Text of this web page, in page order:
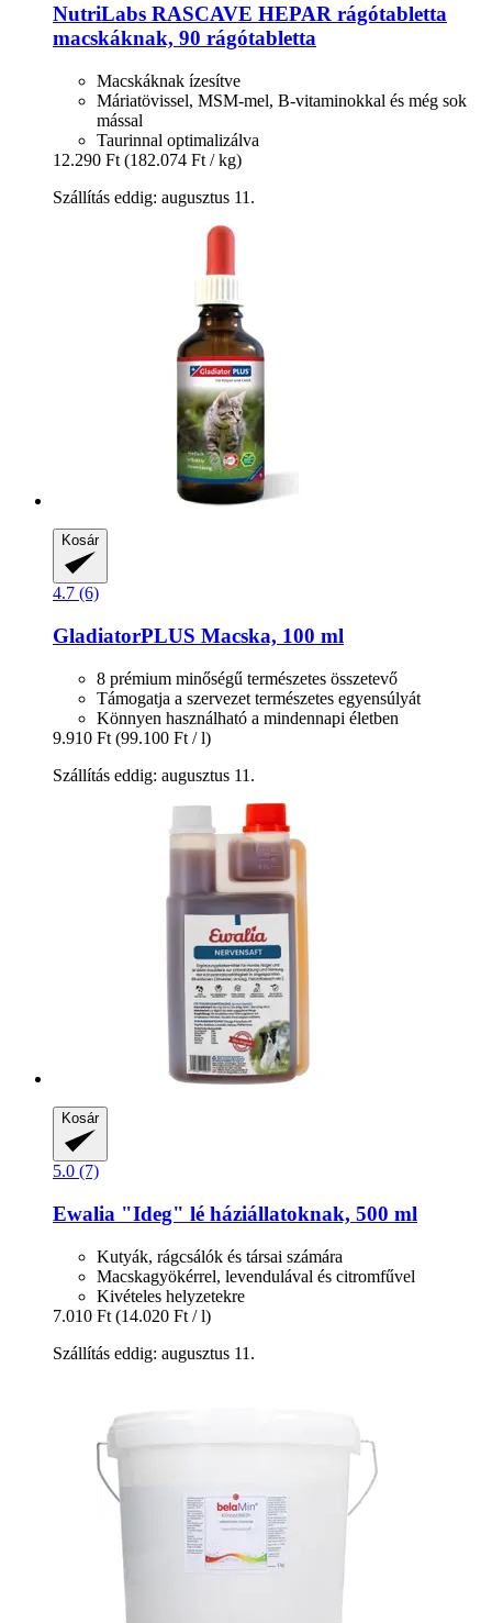
NutriLabs RASCAVE HEPAR rágótabletta
macskáknak, 90 rágótabletta
Macskáknak ízesítve
Máriatövissel, MSM-mel, B-vitaminokkal és még sok
mással
Taurinnal optimalizálva
12.290 Ft (182.074 Ft / kg)
Szállítás eddig: augusztus 11.
Kosár
4.7 (6)
GladiatorPLUS Macska, 100 ml
8 prémium minőségű természetes összetevő
Támogatja a szervezet természetes egyensúlyát
Könnyen használható a mindennapi életben
9.910 Ft (99.100 Ft / l)
Szállítás eddig: augusztus 11.
Kosár
5.0 (7)
Ewalia "Ideg" lé háziállatoknak, 500 ml
Kutyák, rágcsálók és társai számára
Macskagyökérrel, levendulával és citromfűvel
Kivételes helyzetekre
7.010 Ft (14.020 Ft / l)
Szállítás eddig: augusztus 11.